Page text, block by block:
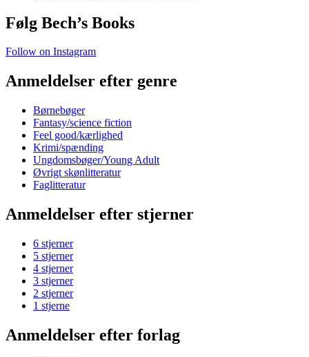
Følg Bech’s Books
Follow on Instagram
Anmeldelser efter genre
Børnebøger
Fantasy/science fiction
Feel good/kærlighed
Krimi/spænding
Ungdomsbøger/Young Adult
Øvrigt skønlitteratur
Faglitteratur
Anmeldelser efter stjerner
6 stjerner
5 stjerner
4 stjerner
3 stjerner
2 stjerner
1 stjerne
Anmeldelser efter forlag